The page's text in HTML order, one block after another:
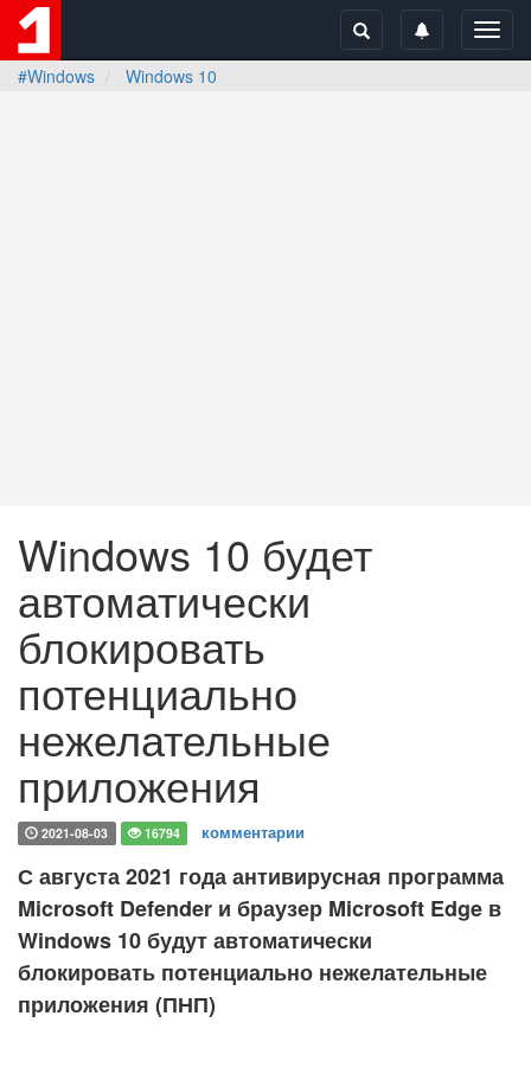
#Windows
Windows 10
Windows 10 будет
автоматически
блокировать
потенциально
нежелательные
приложения
2021-08-03 16794 комментарии
С августа 2021 года антивирусная программа
Microsoft Defender и браузер Microsoft Edge в
Windows 10 будут автоматически
блокировать потенциально нежелательные
приложения (ПНП)